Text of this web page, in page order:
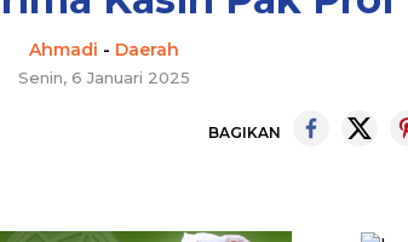
Ahmadi - Daerah
Senin, 6 Januari 2025
BAGIKAN